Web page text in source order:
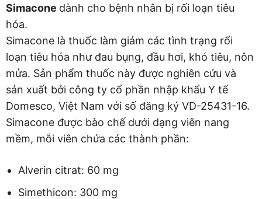
Simacone dành cho bệnh nhân bị rối loạn tiêu
hóa.
Simacone là thuốc làm giảm các tình trạng rối
loạn tiêu hóa như đau bụng, đầu hơi, khó tiêu, nôn
mửa. Sản phẩm thuốc này được nghiên cứu và
sản xuất bởi công ty cổ phần nhập khẩu Y tế
Domesco, Việt Nam với số đăng ký VD-25431-16.
Simacone được bào chế dưới dạng viên nang
mềm, mỗi viên chứa các thành phần:
Alverin citrat: 60 mg
Simethicon: 300 mg